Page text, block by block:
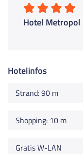
Hotel Metropol
Hotelinfos
Strand: 90 m
Shopping: 10 m
Gratis W-LAN